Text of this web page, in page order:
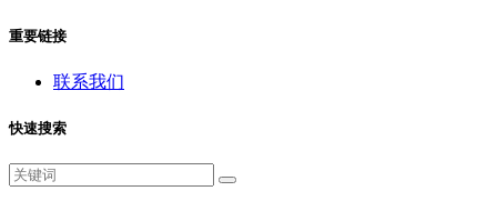
重要链接
联系我们
快速搜索